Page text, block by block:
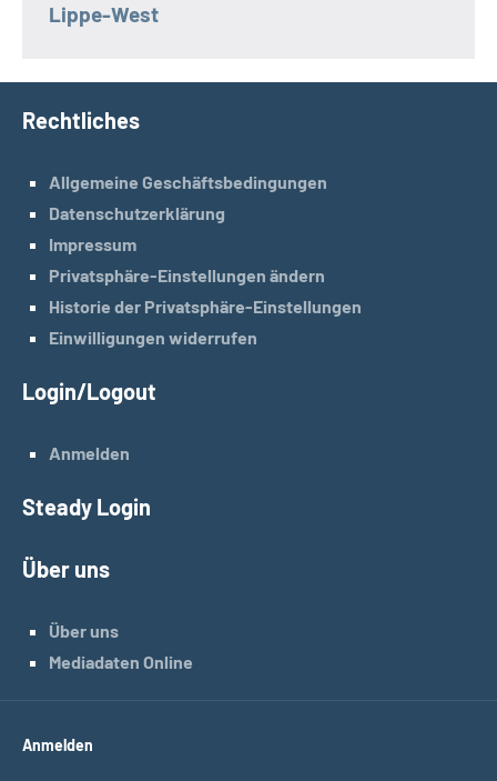
Lippe-West
Rechtliches
Allgemeine Geschäftsbedingungen
Datenschutzerklärung
Impressum
Privatsphäre-Einstellungen ändern
Historie der Privatsphäre-Einstellungen
Einwilligungen widerrufen
Login/Logout
Anmelden
Steady Login
Über uns
Über uns
Mediadaten Online
Anmelden